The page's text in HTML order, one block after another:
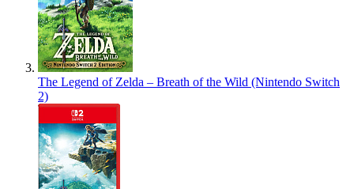
The Legend of Zelda – Breath of the Wild (Nintendo Switch
2)